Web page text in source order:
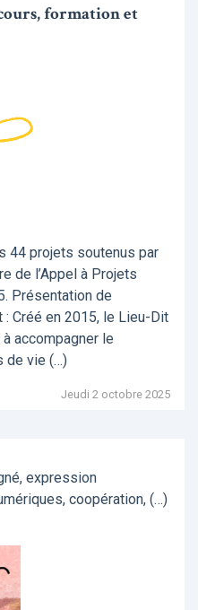
formation et
44 projets soutenus par
de l’Appel à Projets
Présentation de
: Créé en 2015, le Lieu-Dit
accompagner le
de vie (…)
Jeudi 2 octobre 2025
expression
coopération, (…)